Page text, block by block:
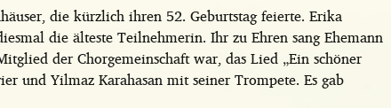
die kürzlich ihren 52. Geburtstag feierte. Erika
die älteste Teilnehmerin. Ihr zu Ehren sang Ehemann
der Chorgemeinschaft war, das Lied „Ein schöner
und Yilmaz Karahasan mit seiner Trompete. Es gab